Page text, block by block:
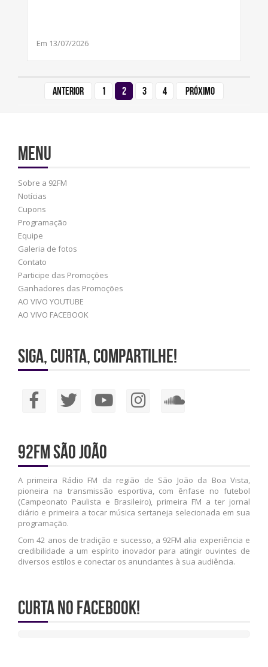
Em 13/07/2026
Anterior 1 2 3 4 Próximo
Menu
Sobre a 92FM
Notícias
Cupons
Programação
Equipe
Galeria de fotos
Contato
Participe das Promoções
Ganhadores das Promoções
AO VIVO YOUTUBE
AO VIVO FACEBOOK
Siga, Curta, Compartilhe!
92FM São João
A primeira Rádio FM da região de São João da Boa Vista,
pioneira na transmissão esportiva, com ênfase no futebol
(Campeonato Paulista e Brasileiro), primeira FM a ter jornal
diário e primeira a tocar música sertaneja selecionada em sua
programação.
Com 42 anos de tradição e sucesso, a 92FM alia experiência e
credibilidade a um espírito inovador para atingir ouvintes de
diversos estilos e conectar os anunciantes à sua audiência.
Curta no Facebook!